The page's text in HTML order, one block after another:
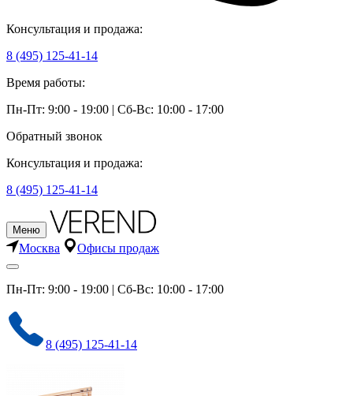
Консультация и продажа:
8 (495) 125-41-14
Время работы:
Пн-Пт: 9:00 - 19:00 | Сб-Вс: 10:00 - 17:00
Обратный звонок
Консультация и продажа:
8 (495) 125-41-14
Меню
Москва Офисы продаж
Пн-Пт: 9:00 - 19:00 | Сб-Вс: 10:00 - 17:00
8 (495) 125-41-14